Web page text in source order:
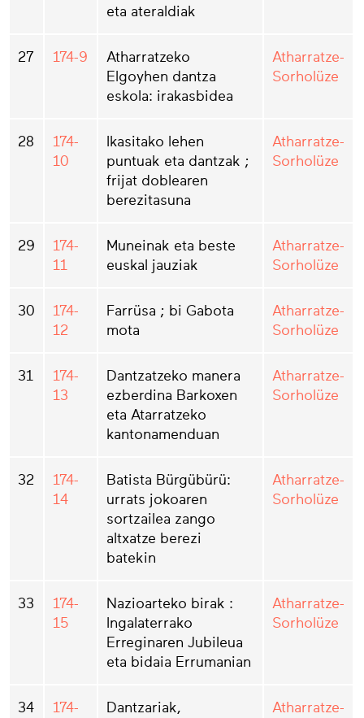
eta ateraldiak
27 174-9
Atharratzeko
Elgoyhen dantza
eskola: irakasbidea
Atharratze-
Sorholüze
28
174-
10
Ikasitako lehen
puntuak eta dantzak ;
frijat doblearen
berezitasuna
Atharratze-
Sorholüze
29
174-
11
Muneinak eta beste
euskal jauziak
Atharratze-
Sorholüze
30
174-
12
Farrüsa ; bi Gabota
mota
Atharratze-
Sorholüze
31
174-
13
Dantzatzeko manera
ezberdina Barkoxen
eta Atarratzeko
kantonamenduan
Atharratze-
Sorholüze
32
174-
14
Batista Bürgübürü:
urrats jokoaren
sortzailea zango
altxatze berezi
batekin
Atharratze-
Sorholüze
33
174-
15
Nazioarteko birak :
Ingalaterrako
Erreginaren Jubileua
eta bidaia Errumanian
Atharratze-
Sorholüze
34
174-
Dantzariak,
Atharratze-